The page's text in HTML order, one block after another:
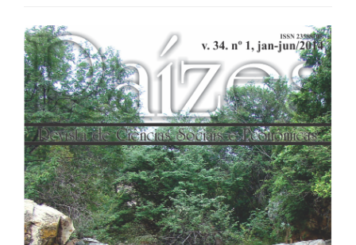
Barra
lateral
de
artigos